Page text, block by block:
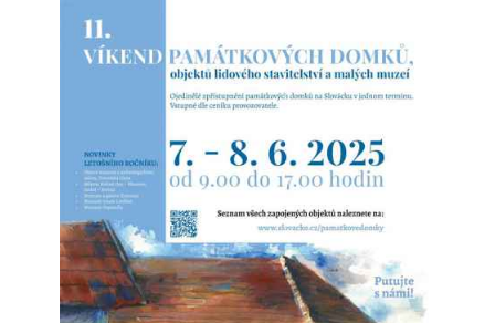
Šardická rezidence brněnských eremitů u
kláštera sv. Tomáše
Vznikla přestavbou starší vrchnostenské sýpky